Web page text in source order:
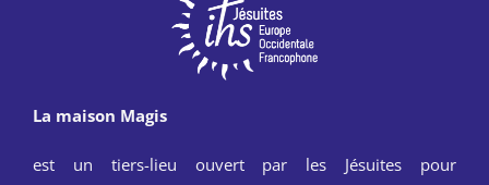
La maison Magis
est un tiers-lieu ouvert par les Jésuites pour